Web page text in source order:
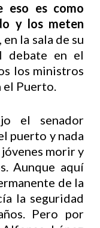
eso es como
y los meten
la sala de su
debate en el
los ministros
el Puerto.
el senador
puerto y nada
jóvenes morir y
Aunque aquí
de la
la seguridad
Pero por